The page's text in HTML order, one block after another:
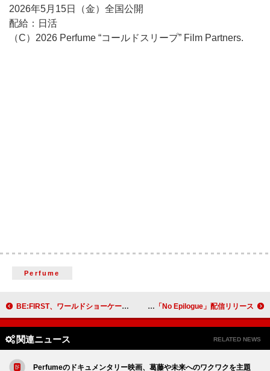
2026年5月15日（金）全国公開
配給：日活
（C）2026 Perfume “コールドスリープ” Film Partners.
Perfume
BE:FIRST、ワールドショーケースツアーでニューヨークなど4都市へ アイナ・ジ・エンド、『劇場版モノノ怪 第三章 蛇神』主題歌「No Epilogue」配信リリース
関連ニュース RELATED NEWS
Perfumeのドキュメンタリー映画、葛藤や未来へのワクワクを主題